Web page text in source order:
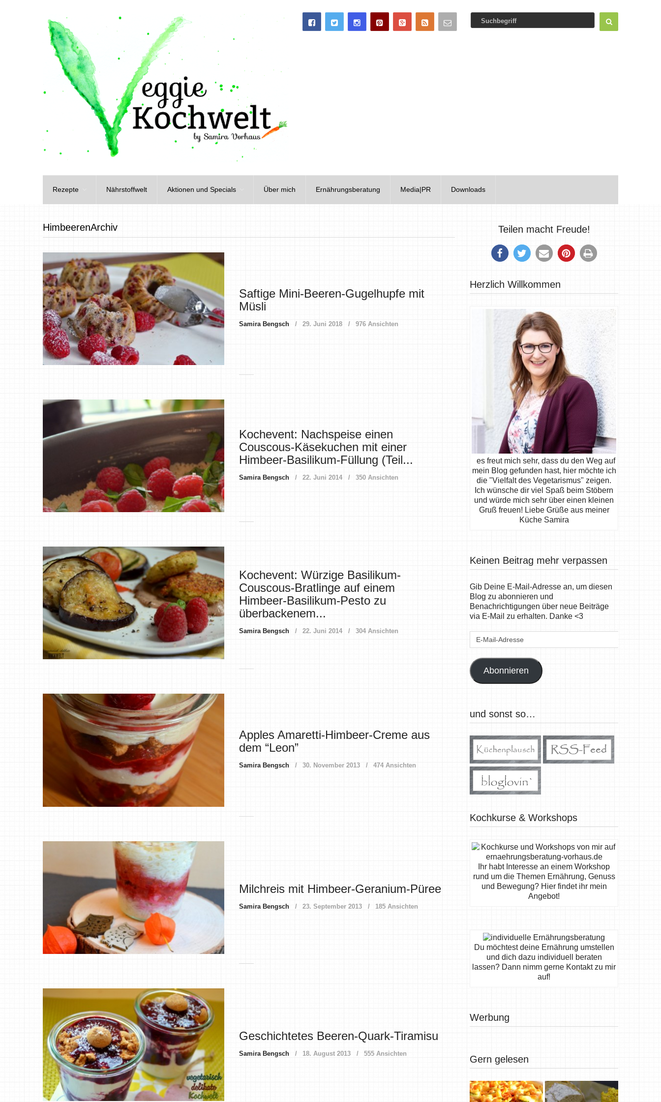
Rezepte Nährstoffwelt Aktionen und Specials Über mich Ernährungsberatung Media|PR Downloads
HimbeerenArchiv
Saftige Mini-Beeren-Gugelhupfe mit
Müsli
Samira Bengsch 29. Juni 2018 976 Ansichten
Kochevent: Nachspeise einen
Couscous-Käsekuchen mit einer
Himbeer-Basilikum-Füllung (Teil...
Samira Bengsch 22. Juni 2014 350 Ansichten
Kochevent: Würzige Basilikum-
Couscous-Bratlinge auf einem
Himbeer-Basilikum-Pesto zu
überbackenem...
Samira Bengsch 22. Juni 2014 304 Ansichten
Apples Amaretti-Himbeer-Creme aus
dem “Leon”
Samira Bengsch 30. November 2013 474 Ansichten
Milchreis mit Himbeer-Geranium-Püree
Samira Bengsch 23. September 2013 185 Ansichten
Geschichtetes Beeren-Quark-Tiramisu
Samira Bengsch 18. August 2013 555 Ansichten
Teilen macht Freude!
Herzlich Willkommen
es freut mich sehr, dass du den Weg auf
mein Blog gefunden hast, hier möchte ich
die "Vielfalt des Vegetarismus" zeigen.
Ich wünsche dir viel Spaß beim Stöbern
und würde mich sehr über einen kleinen
Gruß freuen! Liebe Grüße aus meiner
Küche Samira
Keinen Beitrag mehr verpassen
Gib Deine E-Mail-Adresse an, um diesen
Blog zu abonnieren und
Benachrichtigungen über neue Beiträge
via E-Mail zu erhalten. Danke <3
E-
Abonnieren
und sonst so…
Kochkurse & Workshops
Ihr habt Interesse an einem Workshop
rund um die Themen Ernährung, Genuss
und Bewegung? Hier findet ihr mein
Angebot!
Du möchtest deine Ernährung umstellen
und dich dazu individuell beraten
lassen? Dann nimm gerne Kontakt zu mir
auf!
Werbung
Gern gelesen